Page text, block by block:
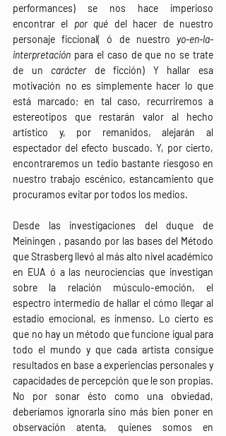
performances) se nos hace imperioso
encontrar el por qué del hacer de nuestro
personaje ficcional( ó de nuestro yo-en-la-
interpretación para el caso de que no se trate
de un carácter de ficción) Y hallar esa
motivación no es simplemente hacer lo que
está marcado; en tal caso, recurriremos a
estereotipos que restarán valor al hecho
artístico y, por remanidos, alejarán al
espectador del efecto buscado. Y, por cierto,
encontraremos un tedio bastante riesgoso en
nuestro trabajo escénico, estancamiento que
procuramos evitar por todos los medios.
Desde las investigaciones del duque de
Meiningen , pasando por las bases del Método
que Strasberg llevó al más alto nivel académico
en EUA ó a las neurociencias que investigan
sobre la relación músculo-emoción, el
espectro intermedio de hallar el cómo llegar al
estadio emocional, es inmenso. Lo cierto es
que no hay un método que funcione igual para
todo el mundo y que cada artista consigue
resultados en base a experiencias personales y
capacidades de percepción que le son propias.
No por sonar ésto como una obviedad,
deberíamos ignorarla sino más bien poner en
observación atenta, quienes somos en